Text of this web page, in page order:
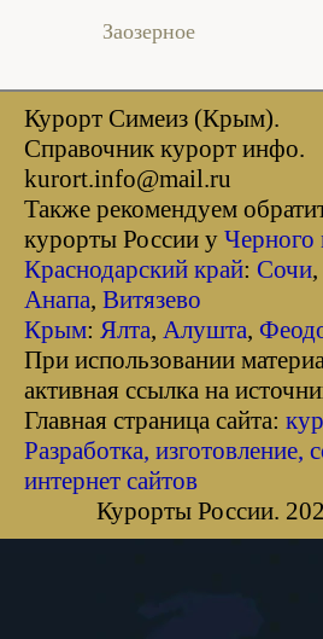
Заозерное
Курорт Симеиз (Крым).
Справочник курорт инфо.
kurort.info@mail.ru
Также рекомендуем
курорты России у Черного
Краснодарский край: Сочи,
Анапа, Витязево
Крым: Ялта, Алушта,
При использовании
активная ссылка на
Главная страница сайта:
Разработка, изготовление,
интернет сайтов
Курорты России.